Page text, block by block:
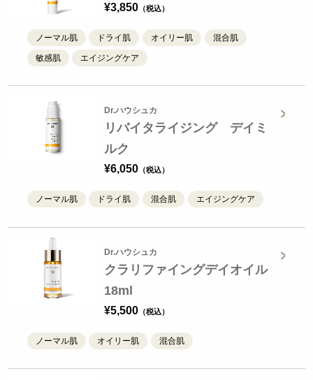
¥3,850
ノーマル肌 ドライ肌 オイリー肌 混合肌
敏感肌 エイジングケア
Dr.ハウシュカ
リバイタライジング デイミ
ルク
¥6,050
ノーマル肌 ドライ肌 混合肌 エイジングケア
Dr.ハウシュカ
クラリファイングデイオイル
18ml
¥5,500
ノーマル肌 オイリー肌 混合肌